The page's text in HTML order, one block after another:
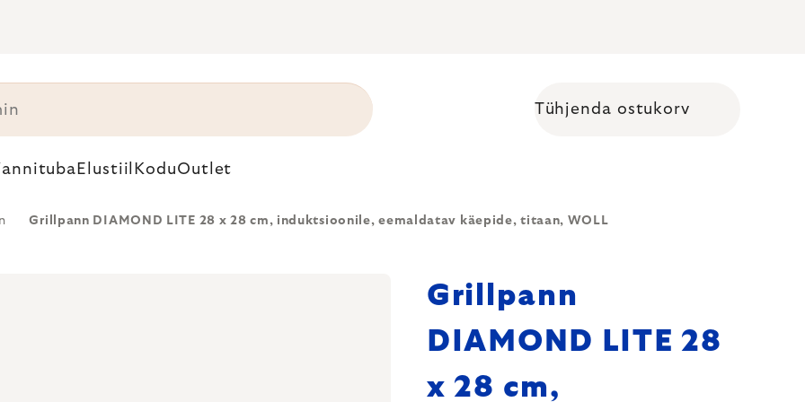
Tühjenda ostukorv
Elustiil KoduOutlet
Grillpann DIAMOND LITE 28 x 28 cm, induktsioonile, eemaldatav käepide, titaan, WOLL
Grillpann
DIAMOND LITE 28
x 28 cm,